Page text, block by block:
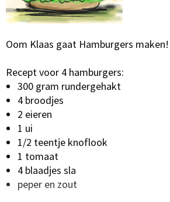
Oom Klaas gaat Hamburgers maken!
Recept voor 4 hamburgers:
300 gram rundergehakt
4 broodjes
2 eieren
1 ui
1/2 teentje knoflook
1 tomaat
4 blaadjes sla
peper en zout